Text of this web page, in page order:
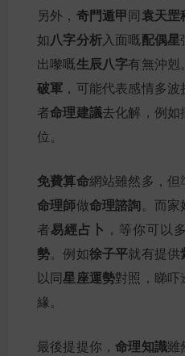
另外， 奇門遁甲同袁天罡
如八字分析入面嘅配偶星
出嚟嘅生辰八字有無沖剋
破軍 ，可能代表感情多
者命理建議去化解，例如
位。
免費算命網站雖然多，但
命理師做命理諮詢。而家
者易經占卜 ，等你可以
勢。例如徐子平就有提供
以同星座運勢對照，睇吓
緣。
最後提提你，命理知識雖